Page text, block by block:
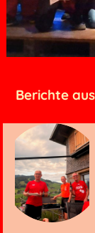
Berichte